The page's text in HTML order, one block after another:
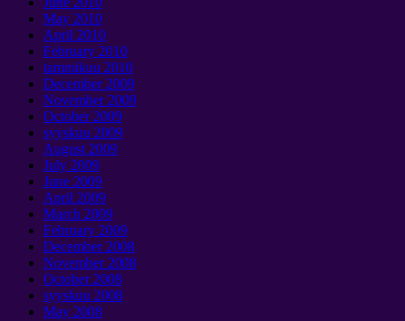
May 2010
April 2010
February 2010
tammikuu 2010
December2009
November2009
October2009
syyskuu 2009
August 2009
July 2009
June 2009
April 2009
March 2009
February 2009
December2008
November2008
October2008
syyskuu 2008
May 2008